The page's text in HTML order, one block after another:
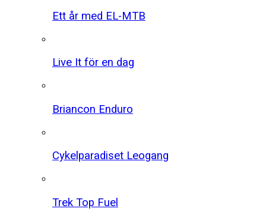
Ett år med EL-MTB
Live It för en dag
Briancon Enduro
Cykelparadiset Leogang
Trek Top Fuel